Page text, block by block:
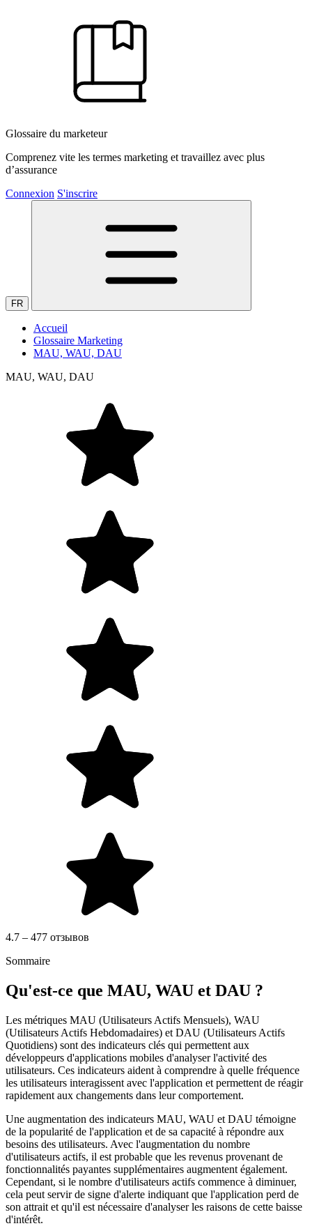
Glossaire du marketeur
Comprenez vite les termes marketing et travaillez avec plus
d’assurance
Connexion S'inscrire
FR
Accueil
Glossaire Marketing
MAU, WAU, DAU
MAU, WAU, DAU
4.7 – 477 отзывов
Sommaire
Qu'est-ce que MAU, WAU et DAU ?
Les métriques MAU (Utilisateurs Actifs Mensuels), WAU
(Utilisateurs Actifs Hebdomadaires) et DAU (Utilisateurs Actifs
Quotidiens) sont des indicateurs clés qui permettent aux
développeurs d'applications mobiles d'analyser l'activité des
utilisateurs. Ces indicateurs aident à comprendre à quelle fréquence
les utilisateurs interagissent avec l'application et permettent de réagir
rapidement aux changements dans leur comportement.
Une augmentation des indicateurs MAU, WAU et DAU témoigne
de la popularité de l'application et de sa capacité à répondre aux
besoins des utilisateurs. Avec l'augmentation du nombre
d'utilisateurs actifs, il est probable que les revenus provenant de
fonctionnalités payantes supplémentaires augmentent également.
Cependant, si le nombre d'utilisateurs actifs commence à diminuer,
cela peut servir de signe d'alerte indiquant que l'application perd de
son attrait et qu'il est nécessaire d'analyser les raisons de cette baisse
d'intérêt.